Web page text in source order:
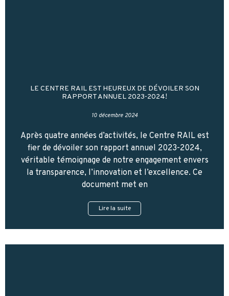
LE CENTRE RAIL EST HEUREUX DE DÉVOILER SON
RAPPORT ANNUEL 2023-2024!
10 décembre 2024
Après quatre années d’activités, le Centre RAIL est
fier de dévoiler son rapport annuel 2023-2024,
véritable témoignage de notre engagement envers
la transparence, l’innovation et l’excellence. Ce
document met en
Lire la suite